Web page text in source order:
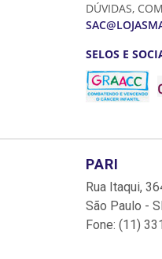
DÚVIDAS,
SELOS E
PARI
Rua Itaqui,
São Paulo -
Fone: (11)